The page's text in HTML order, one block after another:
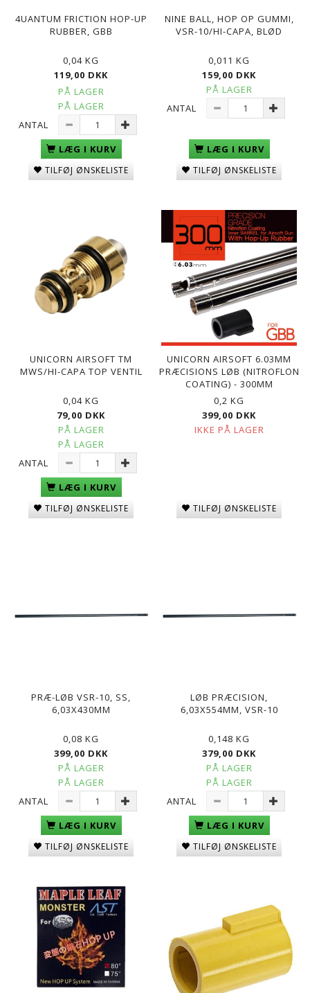
4UANTUM FRICTION HOP-UP
RUBBER, GBB
0,04 KG
119,00 DKK
PÅ LAGER
PÅ LAGER
ANTAL
LÆG I KURV
TILFØJ ØNSKELISTE
NINE BALL, HOP OP GUMMI,
VSR-10/HI-CAPA, BLØD
0,011 KG
159,00 DKK
PÅ LAGER
ANTAL
LÆG I KURV
TILFØJ ØNSKELISTE
UNICORN AIRSOFT TM
MWS/HI-CAPA TOP VENTIL
0,04 KG
79,00 DKK
PÅ LAGER
PÅ LAGER
ANTAL
LÆG I KURV
TILFØJ ØNSKELISTE
UNICORN AIRSOFT 6.03MM
PRÆCISIONS LØB (NITROFLON
COATING) - 300MM
0,2 KG
399,00 DKK
IKKE PÅ LAGER
TILFØJ ØNSKELISTE
PRÆ-LØB VSR-10, SS,
6,03X430MM
0,08 KG
399,00 DKK
PÅ LAGER
PÅ LAGER
ANTAL
LÆG I KURV
TILFØJ ØNSKELISTE
LØB PRÆCISION,
6,03X554MM, VSR-10
0,148 KG
379,00 DKK
PÅ LAGER
PÅ LAGER
ANTAL
LÆG I KURV
TILFØJ ØNSKELISTE